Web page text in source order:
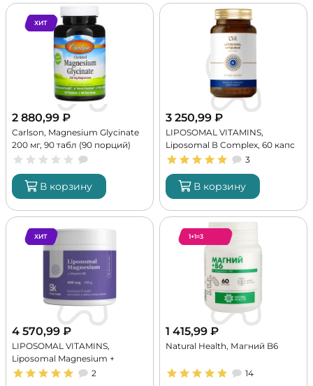
ХИТ
2 880,99 ₽
Carlson, Magnesium Glycinate
200 мг, 90 табл (90 порций)
В корзину
3 250,99 ₽
LIPOSOMAL VITAMINS,
Liposomal В Complex, 60 капс
(60 порций)
3
В корзину
ХИТ
4 570,99 ₽
LIPOSOMAL VITAMINS,
Liposomal Magnesium +
Vitamin B6, 150 г (30 порций)
2
1+1=3
1 415,99 ₽
Natural Health, Магний B6
14